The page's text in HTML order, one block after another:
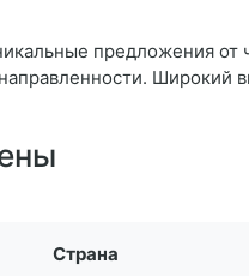
предложения от
Широкий
Страна